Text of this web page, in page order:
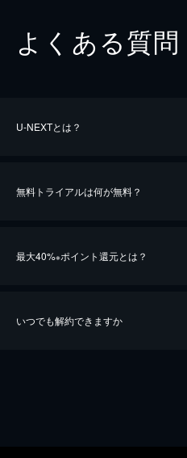
よくある質問
U-NEXTとは？
無料トライアルは何が無料？
最大40%※ポイント還元とは？
いつでも解約できますか